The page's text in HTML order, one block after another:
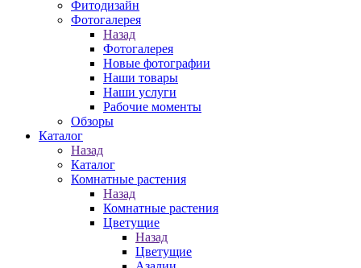
Фитодизайн
Фотогалерея
Назад
Фотогалерея
Новые фотографии
Наши товары
Наши услуги
Рабочие моменты
Обзоры
Каталог
Назад
Каталог
Комнатные растения
Назад
Комнатные растения
Цветущие
Назад
Цветущие